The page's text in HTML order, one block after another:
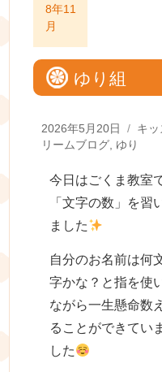
8年11
月
ゆり組
Posted
on
2026年5月20日
キッ
リームブログ, ゆり
今日はごくま教室
「文字の数」を習
ました
自分のお名前は何
字かな？と指を使
ながら一生懸命数え
ることができていま
した